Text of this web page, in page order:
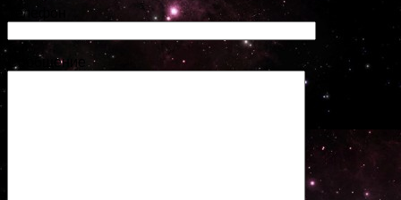
Телефон
Сообщение